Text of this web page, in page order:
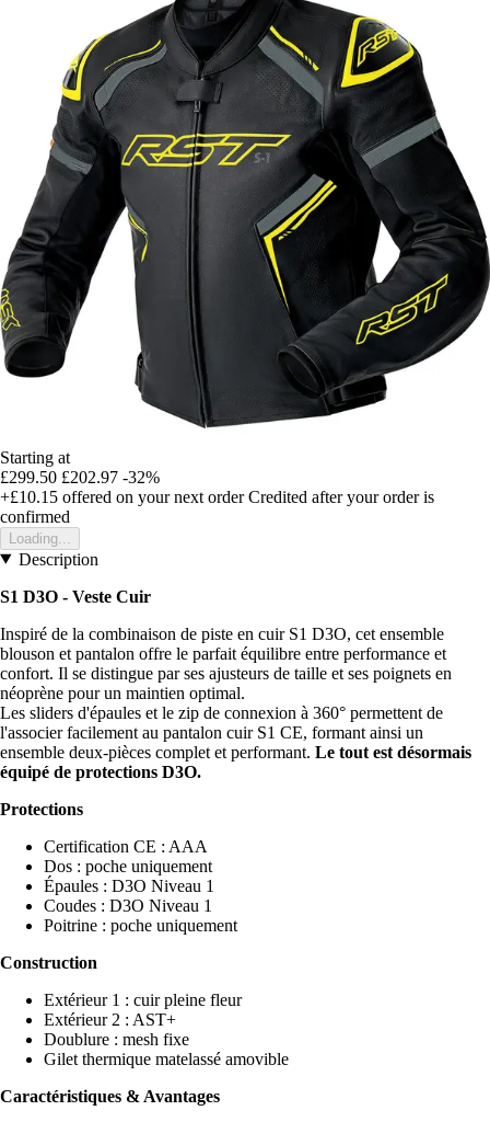
Starting at
£299.50 £202.97 -32%
+£10.15 offered on your next order Credited after your order is
confirmed
Loading...
Description
S1 D3O - Veste Cuir
Inspiré de la combinaison de piste en cuir S1 D3O, cet ensemble
blouson et pantalon offre le parfait équilibre entre performance et
confort. Il se distingue par ses ajusteurs de taille et ses poignets en
néoprène pour un maintien optimal.
Les sliders d'épaules et le zip de connexion à 360° permettent de
l'associer facilement au pantalon cuir S1 CE, formant ainsi un
ensemble deux-pièces complet et performant. Le tout est désormais
équipé de protections D3O.
Protections
Certification CE : AAA
Dos : poche uniquement
Épaules : D3O Niveau 1
Coudes : D3O Niveau 1
Poitrine : poche uniquement
Construction
Extérieur 1 : cuir pleine fleur
Extérieur 2 : AST+
Doublure : mesh fixe
Gilet thermique matelassé amovible
Caractéristiques & Avantages